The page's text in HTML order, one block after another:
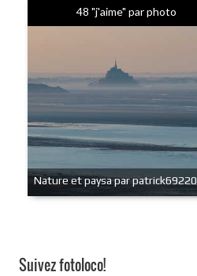
48 "j'aime" par photo
Nature et paysa par patrick69220
Suivez fotoloco!